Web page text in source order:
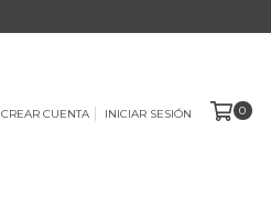
CREAR CUENTA INICIAR SESIÓN 0